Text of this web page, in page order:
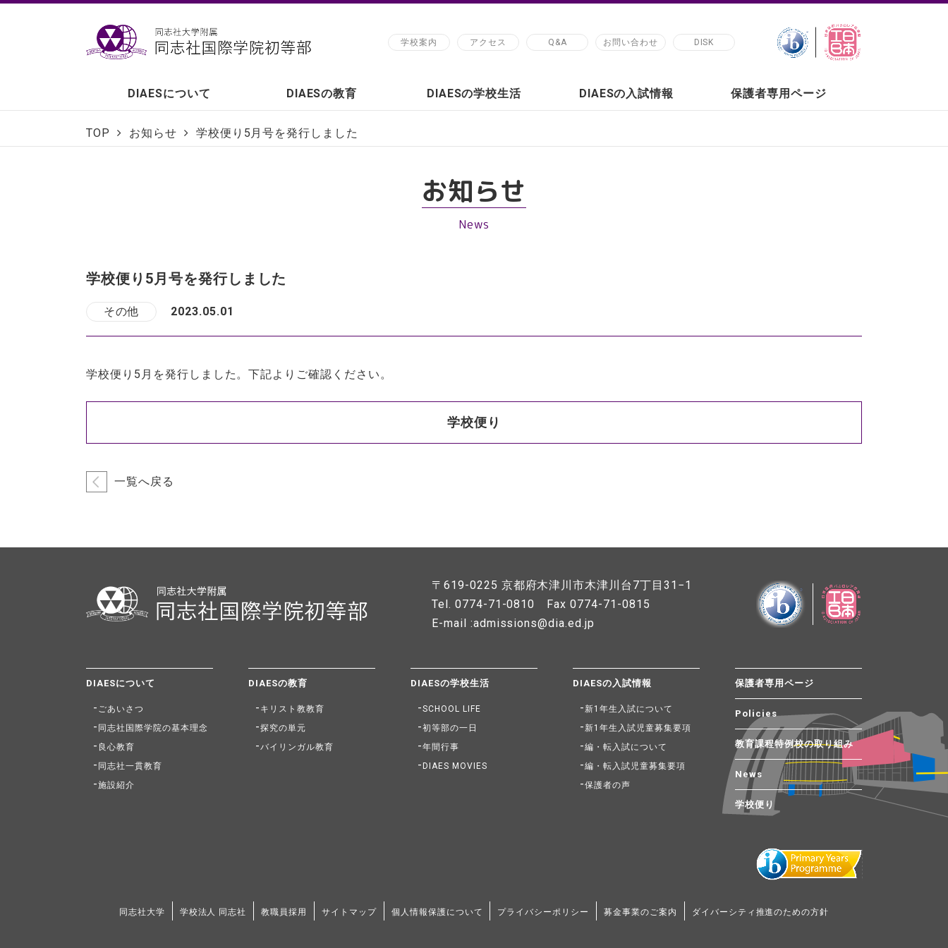
学校案内 アクセス Q&A お問い合わせ DISK
DIAESについて DIAESの教育 DIAESの学校生活 DIAESの入試情報 保護者専用ページ
TOP お知らせ 学校便り5月号を発行しました
お知らせ
News
学校便り5月号を発行しました
その他 2023.05.01
学校便り5月を発行しました。下記よりご確認ください。
学校便り
一覧へ戻る
〒619-0225 京都府木津川市木津川台7丁目31−1
Tel. 0774-71-0810 Fax 0774-71-0815
E-mail :admissions@dia.ed.jp
DIAESについて
ごあいさつ
同志社国際学院の基本理念
良心教育
同志社一貫教育
施設紹介
DIAESの教育
キリスト教教育
探究の単元
バイリンガル教育
DIAESの学校生活
SCHOOL LIFE
初等部の一日
年間行事
DIAES MOVIES
DIAESの入試情報
新1年生入試について
新1年生入試児童募集要項
編・転入試について
編・転入試児童募集要項
保護者の声
保護者専用ページ
Policies
教育課程特例校の取り組み
News
学校便り
同志社大学 学校法人 同志社 教職員採用 サイトマップ 個人情報保護について プライバシーポリシー 募金事業のご案内 ダイバーシティ推進のための方針